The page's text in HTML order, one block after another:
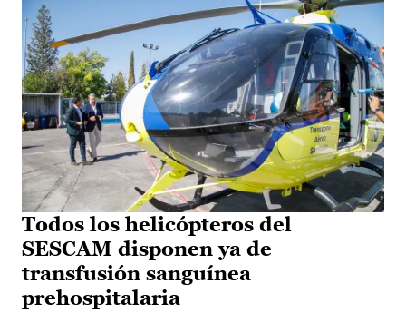
Todos los helicópteros del
SESCAM disponen ya de
transfusión sanguínea
prehospitalaria